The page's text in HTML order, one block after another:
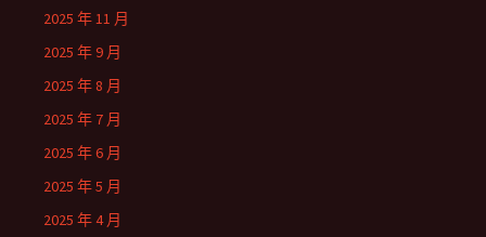
2025 年 11 月
2025 年 9 月
2025 年 8 月
2025 年 7 月
2025 年 6 月
2025 年 5 月
2025 年 4 月